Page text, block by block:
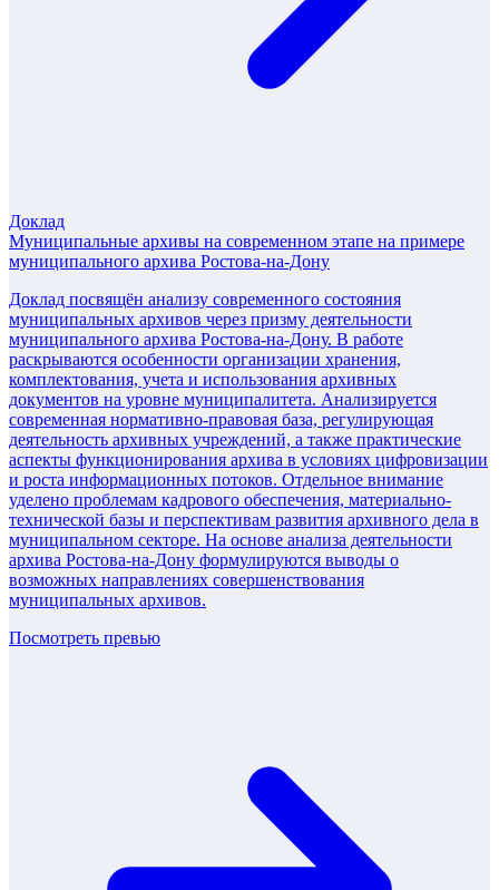
Доклад
Муниципальные архивы на современном этапе на примере
муниципального архива Ростова-на-Дону
Доклад посвящён анализу современного состояния
муниципальных архивов через призму деятельности
муниципального архива Ростова-на-Дону. В работе
раскрываются особенности организации хранения,
комплектования, учета и использования архивных
документов на уровне муниципалитета. Анализируется
современная нормативно-правовая база, регулирующая
деятельность архивных учреждений, а также практические
аспекты функционирования архива в условиях цифровизации
и роста информационных потоков. Отдельное внимание
уделено проблемам кадрового обеспечения, материально-
технической базы и перспективам развития архивного дела в
муниципальном секторе. На основе анализа деятельности
архива Ростова-на-Дону формулируются выводы о
возможных направлениях совершенствования
муниципальных архивов.
Посмотреть превью